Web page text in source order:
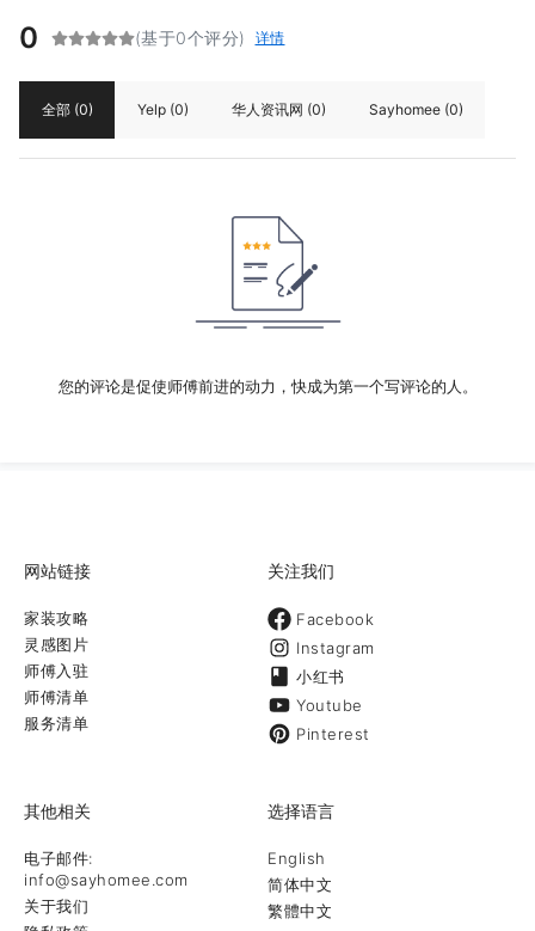
0 (基于0个评分) 详情
全部 (0) Yelp (0) 华人资讯网 (0) Sayhomee (0)
您的评论是促使师傅前进的动力，快成为第一个写评论的人。
网站链接
家装攻略
灵感图片
师傅入驻
师傅清单
服务清单
关注我们
Facebook
Instagram
小红书
Youtube
Pinterest
其他相关
电子邮件:
info@sayhomee.com
关于我们
选择语言
English
简体中文
繁體中文